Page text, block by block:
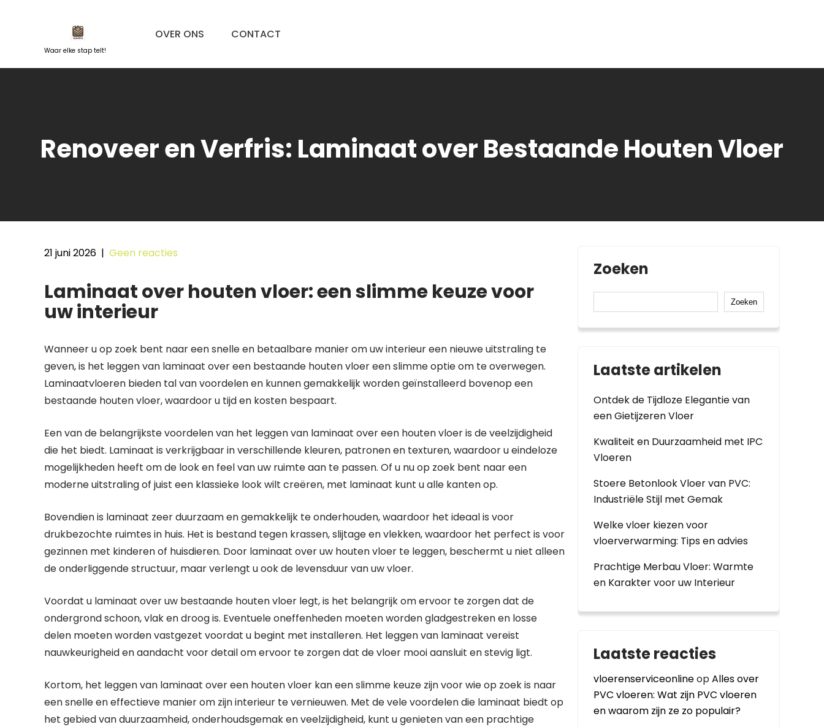
Waar elke stap telt!
OVER ONS CONTACT
Renoveer en Verfris: Laminaat over Bestaande Houten Vloer
21 juni 2026 | Geen reacties
Laminaat over houten vloer: een slimme keuze voor
uw interieur
Wanneer u op zoek bent naar een snelle en betaalbare manier om uw interieur een nieuwe uitstraling te
geven, is het leggen van laminaat over een bestaande houten vloer een slimme optie om te overwegen.
Laminaatvloeren bieden tal van voordelen en kunnen gemakkelijk worden geïnstalleerd bovenop een
bestaande houten vloer, waardoor u tijd en kosten bespaart.
Een van de belangrijkste voordelen van het leggen van laminaat over een houten vloer is de veelzijdigheid
die het biedt. Laminaat is verkrijgbaar in verschillende kleuren, patronen en texturen, waardoor u eindeloze
mogelijkheden heeft om de look en feel van uw ruimte aan te passen. Of u nu op zoek bent naar een
moderne uitstraling of juist een klassieke look wilt creëren, met laminaat kunt u alle kanten op.
Bovendien is laminaat zeer duurzaam en gemakkelijk te onderhouden, waardoor het ideaal is voor
drukbezochte ruimtes in huis. Het is bestand tegen krassen, slijtage en vlekken, waardoor het perfect is voor
gezinnen met kinderen of huisdieren. Door laminaat over uw houten vloer te leggen, beschermt u niet alleen
de onderliggende structuur, maar verlengt u ook de levensduur van uw vloer.
Voordat u laminaat over uw bestaande houten vloer legt, is het belangrijk om ervoor te zorgen dat de
ondergrond schoon, vlak en droog is. Eventuele oneffenheden moeten worden gladgestreken en losse
delen moeten worden vastgezet voordat u begint met installeren. Het leggen van laminaat vereist
nauwkeurigheid en aandacht voor detail om ervoor te zorgen dat de vloer mooi aansluit en stevig ligt.
Kortom, het leggen van laminaat over een houten vloer kan een slimme keuze zijn voor wie op zoek is naar
een snelle en effectieve manier om zijn interieur te vernieuwen. Met de vele voordelen die laminaat biedt op
het gebied van duurzaamheid, onderhoudsgemak en veelzijdigheid, kunt u genieten van een prachtige
Zoeken
Zoeken
Laatste artikelen
Ontdek de Tijdloze Elegantie van
een Gietijzeren Vloer
Kwaliteit en Duurzaamheid met IPC
Vloeren
Stoere Betonlook Vloer van PVC:
Industriële Stijl met Gemak
Welke vloer kiezen voor
vloerverwarming: Tips en advies
Prachtige Merbau Vloer: Warmte
en Karakter voor uw Interieur
Laatste reacties
vloerenserviceonlineopAlles over
PVC vloeren: Wat zijn PVC vloeren
en waarom zijn ze zo populair?